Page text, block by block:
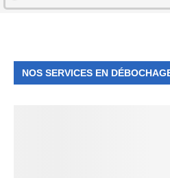
NOS SERVICES EN